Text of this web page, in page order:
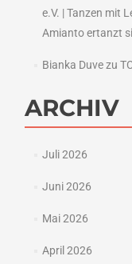
e.V. | Tanzen mit
Amianto ertanzt
Bianka Duvezu
ARCHIV
Juli 2026
Juni 2026
Mai 2026
April 2026